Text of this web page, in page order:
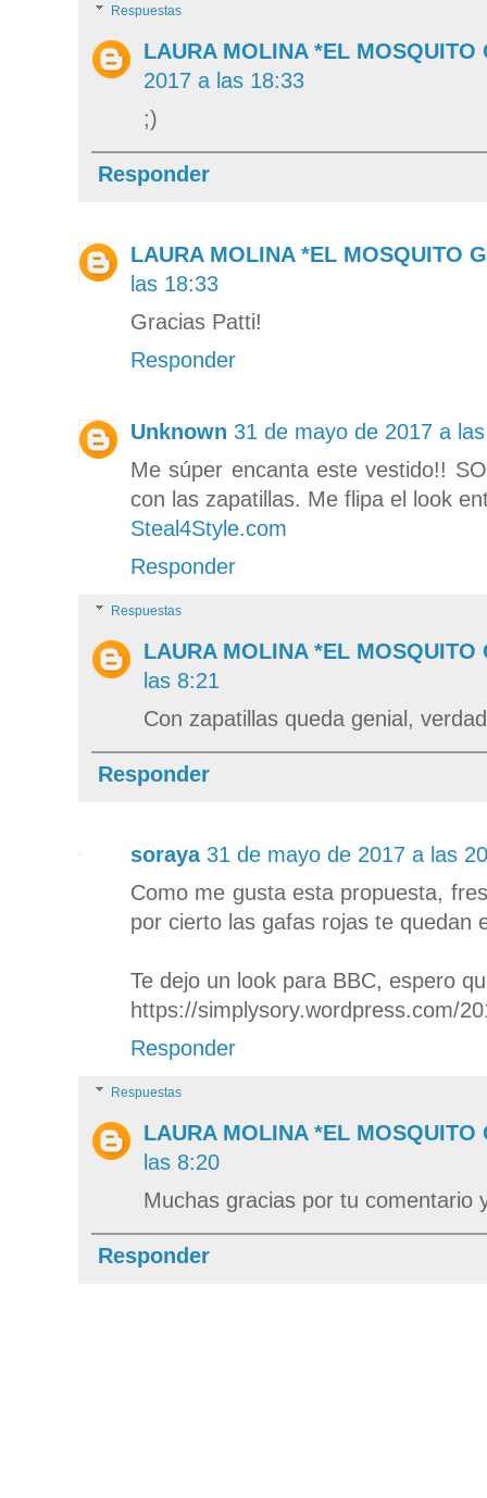
Respuestas
LAURA MOLINA *EL MOSQUITO
2017 a las 18:33
;)
Responder
LAURA MOLINA *EL MOSQUITO
las 18:33
Gracias Patti!
Responder
Unknown 31 de mayo de 2017 a
Me súper encanta este vestido!!
con las zapatillas. Me flipa el look
Steal4Style.com
Responder
Respuestas
LAURA MOLINA *EL MOSQUITO
las 8:21
Con zapatillas queda genial,
Responder
soraya 31 de mayo de 2017 a las
Como me gusta esta propuesta,
por cierto las gafas rojas te quedan
Te dejo un look para BBC, espero
https://simplysory.wordpress.com/
Responder
Respuestas
LAURA MOLINA *EL MOSQUITO
las 8:20
Muchas gracias por tu comentario
Responder